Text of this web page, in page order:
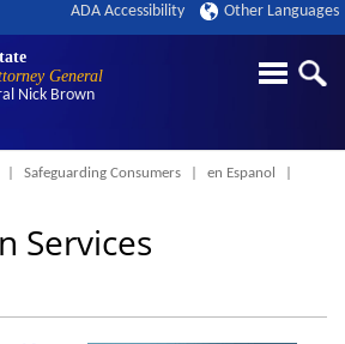
General
Nick Brown
ADA Accessibility Other Languages
Safeguarding Consumers
en Espanol
Services